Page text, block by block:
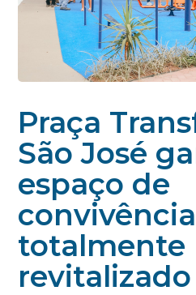
Praça
São José
espaço de
convivência
totalmente
revitalizado